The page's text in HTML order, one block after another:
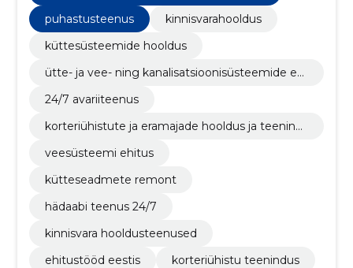
puhastusteenus
kinnisvarahooldus
küttesüsteemide hooldus
ütte- ja vee- ning kanalisatsioonisüsteemide ehi
24/7 avariiteenus
korteriühistute ja eramajade hooldus ja teenind
veesüsteemi ehitus
kütteseadmete remont
hädaabi teenus 24/7
kinnisvara hooldusteenused
ehitustööd eestis
korteriühistu teenindus